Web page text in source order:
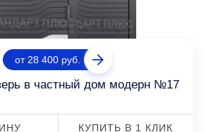
от 28 400 руб.
в частный дом модерн №17
КУПИТЬ В 1 КЛИК